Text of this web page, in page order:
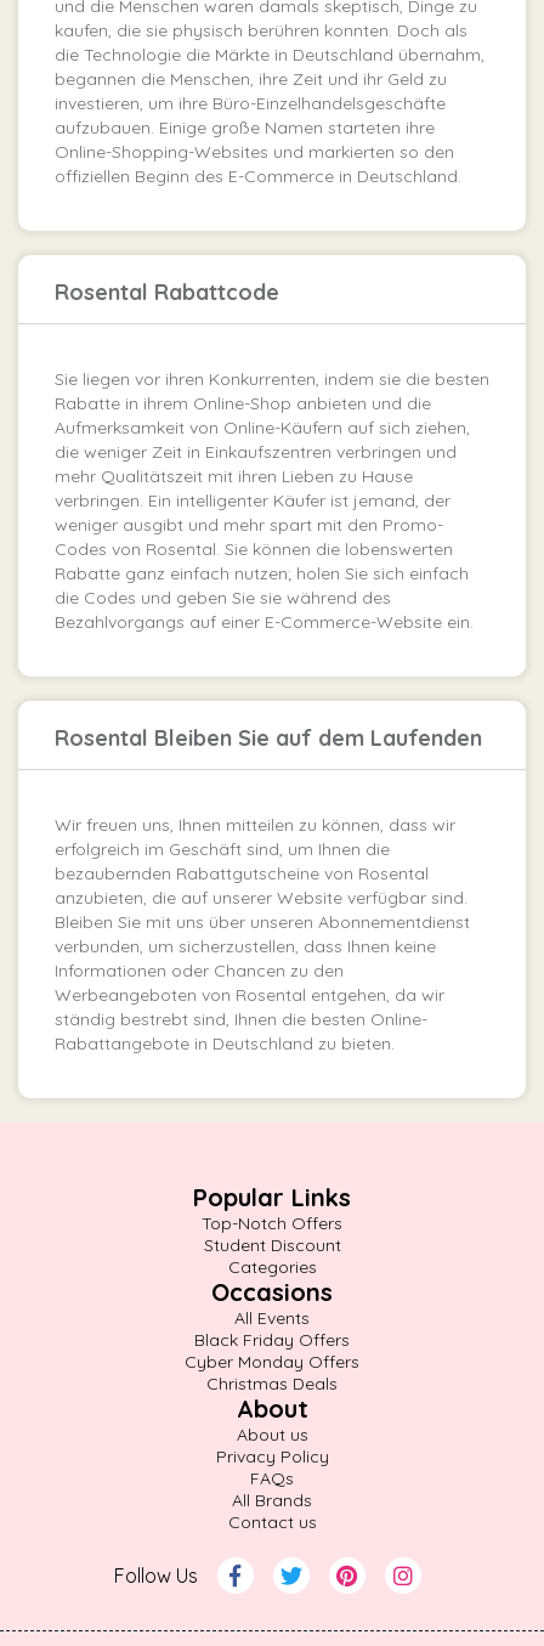
und die Menschen waren damals skeptisch, Dinge zu
kaufen, die sie physisch berühren konnten. Doch als
die Technologie die Märkte in Deutschland übernahm,
begannen die Menschen, ihre Zeit und ihr Geld zu
investieren, um ihre Büro-Einzelhandelsgeschäfte
aufzubauen. Einige große Namen starteten ihre
Online-Shopping-Websites und markierten so den
offiziellen Beginn des E-Commerce in Deutschland.
Rosental Rabattcode
Sie liegen vor ihren Konkurrenten, indem sie die besten
Rabatte in ihrem Online-Shop anbieten und die
Aufmerksamkeit von Online-Käufern auf sich ziehen,
die weniger Zeit in Einkaufszentren verbringen und
mehr Qualitätszeit mit ihren Lieben zu Hause
verbringen. Ein intelligenter Käufer ist jemand, der
weniger ausgibt und mehr spart mit den Promo-
Codes von Rosental. Sie können die lobenswerten
Rabatte ganz einfach nutzen; holen Sie sich einfach
die Codes und geben Sie sie während des
Bezahlvorgangs auf einer E-Commerce-Website ein.
Rosental Bleiben Sie auf dem Laufenden
Wir freuen uns, Ihnen mitteilen zu können, dass wir
erfolgreich im Geschäft sind, um Ihnen die
bezaubernden Rabattgutscheine von Rosental
anzubieten, die auf unserer Website verfügbar sind.
Bleiben Sie mit uns über unseren Abonnementdienst
verbunden, um sicherzustellen, dass Ihnen keine
Informationen oder Chancen zu den
Werbeangeboten von Rosental entgehen, da wir
ständig bestrebt sind, Ihnen die besten Online-
Rabattangebote in Deutschland zu bieten.
Popular Links
Top-Notch Offers
Student Discount
Categories
Occasions
All Events
Black Friday Offers
Cyber Monday Offers
Christmas Deals
About
About us
Privacy Policy
FAQs
All Brands
Contact us
Follow Us